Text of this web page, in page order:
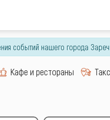
событий нашего города
Кафе и рестораны